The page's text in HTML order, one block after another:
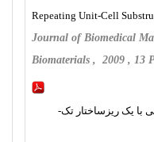
Repeating Unit-Cell
Journal of Biomedical
Biomaterials , 2009 , 13
با یک ریزساختار تک-